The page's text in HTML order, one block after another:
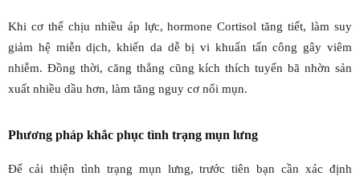
Khi cơ thể chịu nhiều áp lực, hormone Cortisol tăng tiết, làm suy
giảm hệ miễn dịch, khiến da dễ bị vi khuẩn tấn công gây viêm
nhiễm. Đồng thời, căng thẳng cũng kích thích tuyến bã nhờn sản
xuất nhiều dầu hơn, làm tăng nguy cơ nổi mụn.
Phương pháp khắc phục tình trạng mụn lưng
Để cải thiện tình trạng mụn lưng, trước tiên bạn cần xác định